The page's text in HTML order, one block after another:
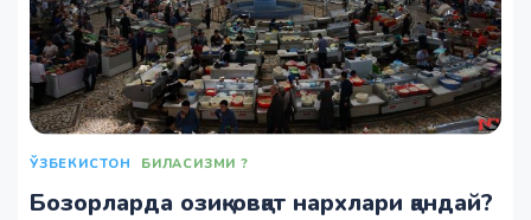
ЎЗБЕКИСТОН БИЛАСИЗМИ ?
Бозорларда озиқ-овқат нархлари қандай?